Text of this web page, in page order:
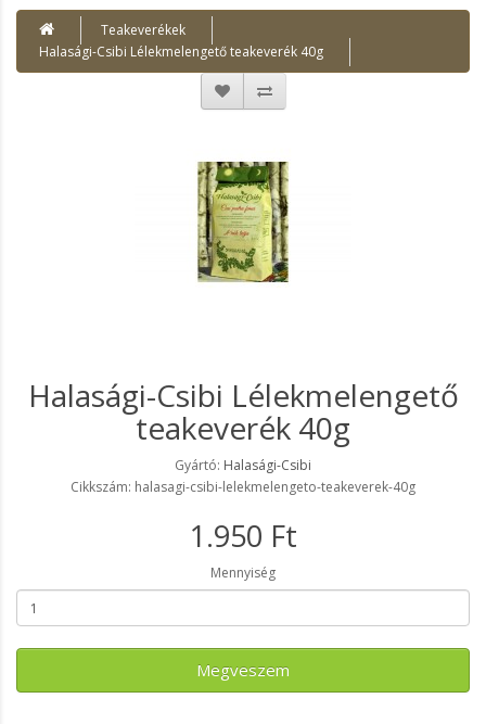
Teakeverékek
Halasági-Csibi Lélekmelengető teakeverék 40g
Halasági-Csibi Lélekmelengető
teakeverék 40g
Gyártó: Halasági-Csibi
Cikkszám: halasagi-csibi-lelekmelengeto-teakeverek-40g
1.950 Ft
Mennyiség
Megveszem